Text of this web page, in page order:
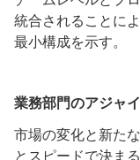
統合されることに
最小構成を示す。
業務部門のアジャ
市場の変化と新た
とスピードで決ま